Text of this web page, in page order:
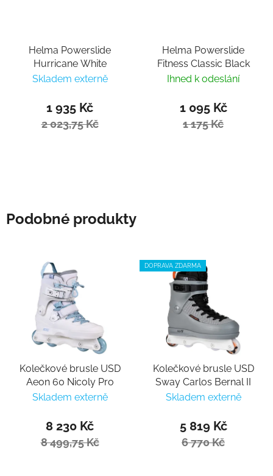
Helma Powerslide
Hurricane White
Skladem externě
1 935 Kč
2 023,75 Kč
Helma Powerslide
Fitness Classic Black
Ihned k odeslání
1 095 Kč
1 175 Kč
Podobné produkty
Kolečkové brusle USD
Aeon 60 Nicoly Pro
Skladem externě
8 230 Kč
8 499,75 Kč
DOPRAVA ZDARMA
Kolečkové brusle USD
Sway Carlos Bernal II
Skladem externě
5 819 Kč
6 770 Kč